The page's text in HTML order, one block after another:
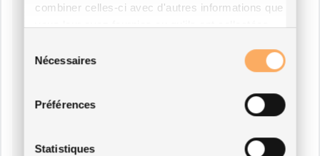
combiner celles-ci avec d'autres informations que
vous leur avez fournies ou qu'ils ont collectées
Nécessaires
Préférences
Statistiques